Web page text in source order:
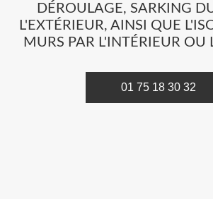
DÉROULAGE, SARKING
L'EXTÉRIEUR, AINSI QUE
MURS PAR L'INTÉRIEUR OU
01 75 18 30 32